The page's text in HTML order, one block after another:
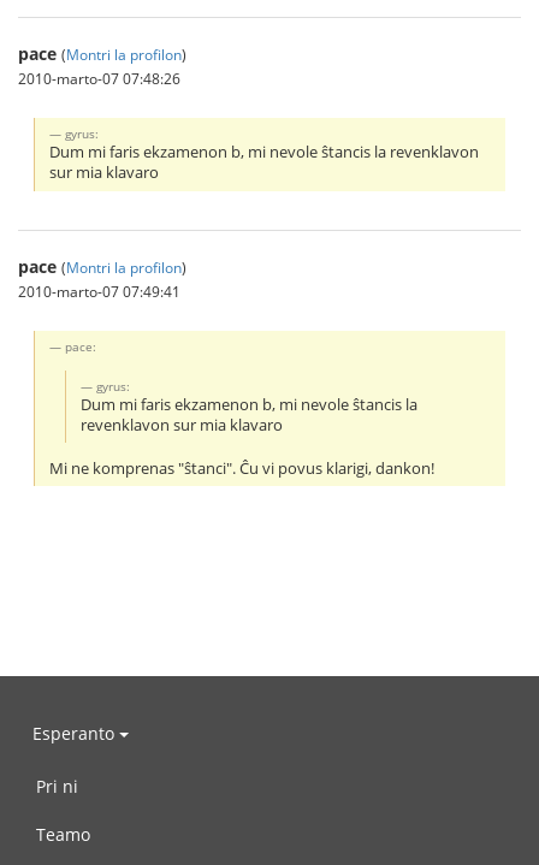
pace (Montri la profilon)
2010-marto-07 07:48:26
gyrus:
Dum mi faris ekzamenon b, mi nevole ŝtancis la revenklavon
sur mia klavaro
pace (Montri la profilon)
2010-marto-07 07:49:41
pace:
gyrus:
Dum mi faris ekzamenon b, mi nevole ŝtancis la
revenklavon sur mia klavaro
Mi ne komprenas "ŝtanci". Ĉu vi povus klarigi, dankon!
Esperanto
Pri ni
Teamo